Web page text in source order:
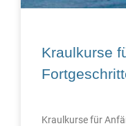
Kraulkurse
Kraulkurse für